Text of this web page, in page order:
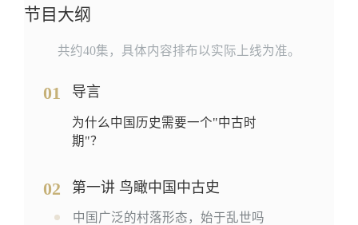
节目大纲
共约40集，具体内容排布以实际上线为准。
01 导言
为什么中国历史需要一个"中古时
期"？
02 第一讲 鸟瞰中国中古史
中国广泛的村落形态，始于乱世吗